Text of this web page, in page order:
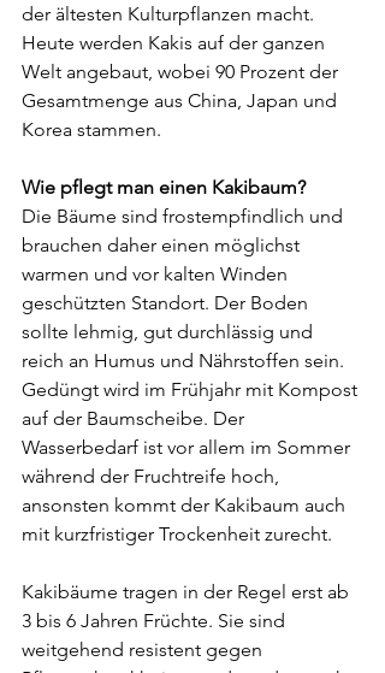
der ältesten Kulturpflanzen macht.
Heute werden Kakis auf der ganzen
Welt angebaut, wobei 90 Prozent der
Gesamtmenge aus China, Japan und
Korea stammen.
Wie pflegt man einen Kakibaum?
Die Bäume sind frostempfindlich und
brauchen daher einen möglichst
warmen und vor kalten Winden
geschützten Standort. Der Boden
sollte lehmig, gut durchlässig und
reich an Humus und Nährstoffen sein.
Gedüngt wird im Frühjahr mit Kompost
auf der Baumscheibe. Der
Wasserbedarf ist vor allem im Sommer
während der Fruchtreife hoch,
ansonsten kommt der Kakibaum auch
mit kurzfristiger Trockenheit zurecht.
Kakibäume tragen in der Regel erst ab
3 bis 6 Jahren Früchte. Sie sind
weitgehend resistent gegen